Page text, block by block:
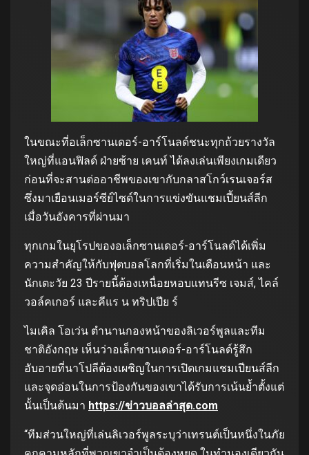
ในขณะที่อเล็กซานเดอร์-อาร์โนลด์ชนะทุกถ้วยรางวัล
ใหญ่ที่แอนฟิลด์ ฝ่ายซ้าย เคนท์ ได้ลงเล่นเพียงเกมเดียว
ก่อนที่จะสานต่ออาชีพของเขากับกลาสโกว์เรนเจอร์ส
ซึ่งมาเยือนเมอร์ซีย์ไซด์ในการแข่งขันแชมเปี้ยนส์ลีก
เมื่อวันอังคารที่ผ่านมา
ทุกเกมในยุโรปของอเล็กซานเดอร์-อาร์โนลด์ได้เพิ่ม
ความสำคัญให้กับฟุตบอลโลกที่เริ่มในเดือนหน้า และ
นักเตะวัย 23 ปีรายนี้ต้องเหนื่อยหอบแทนรีซ เจมส์, ไคล์
วอล์คเกอร์ และคีแร น ทริปเปีย ร์
ไมเคิล โอเว่น ตำนานกองหน้าของลิเวอร์พูลและทีม
ชาติอังกฤษ เห็นว่าอเล็กซานเดอร์-อาร์โนลด์รู้สึก
อับอายที่นาโปลีต้องเผชิญในการเปิดเกมแชมเปียนส์ลีก
และจุดอ่อนในการป้องกันของเขาได้รับการเน้นย้ำตั้งแต่
นั้นเป็นต้นมา https://ข่าวบอลล่าสุด.com
“ทีมส่วนใหญ่ที่เล่นลิเวอร์พูลระบุว่าเทรนต์เป็นหนึ่งในภัย